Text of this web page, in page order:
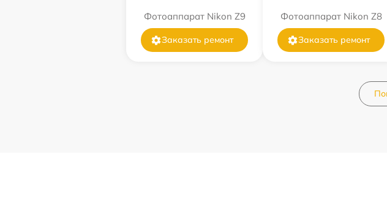
Фотоаппарат Nikon Z9
Заказать ремонт
Фотоаппарат Nikon Z8
Заказать ремонт